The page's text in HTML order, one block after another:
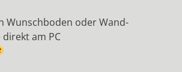
Wunschboden oder Wand-
am PC